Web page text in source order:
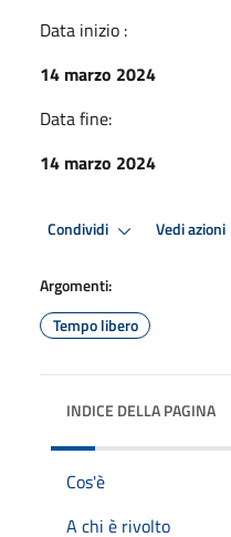
Data inizio :
14 marzo 2024
Data fine:
14 marzo 2024
Condividi Vedi azioni
Argomenti:
Tempo libero
INDICE DELLA PAGINA
Cos'è
A chi è rivolto